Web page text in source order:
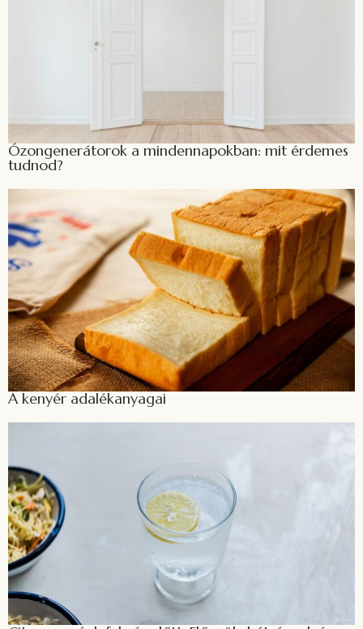
Ózongenerátorok a mindennapokban: mit érdemes
tudnod?
A kenyér adalékanyagai